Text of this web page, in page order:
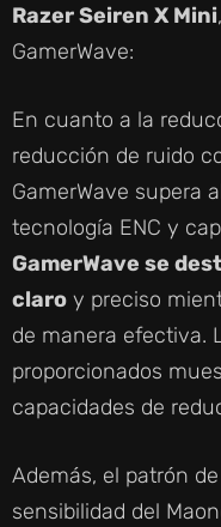
Razer Seiren X Mini
GamerWave:
En cuanto a la
reducción de ruido
GamerWave supera
tecnología ENC y
GamerWave se
claro y preciso
de manera efectiva.
proporcionados
capacidades de
Además, el patrón
sensibilidad del